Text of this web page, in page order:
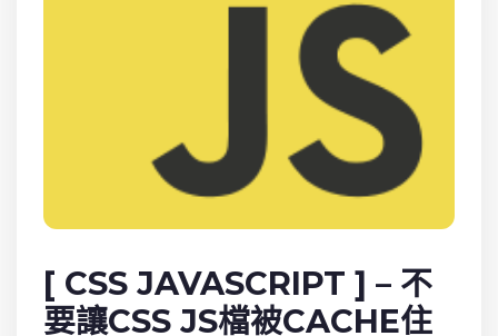
[ CSS JAVASCRIPT ] – 不
要讓CSS JS檔被CACHE住